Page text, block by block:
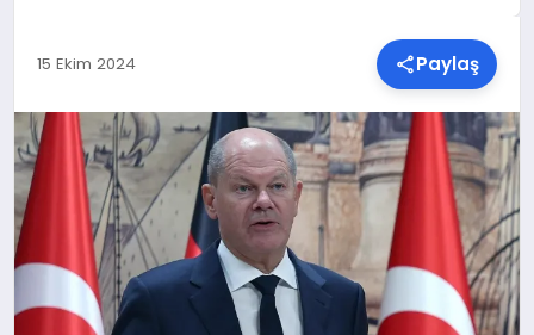
TEKNOLOJI
YAŞAM
MALATYA HABERLERI
15 Ekim 2024 Paylaş